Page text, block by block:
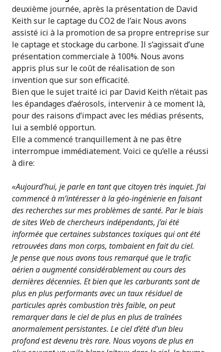
deuxième journée, après la présentation de David
Keith sur le captage du CO2 de l’air. Nous avons
assisté ici à la promotion de sa propre entreprise sur
le captage et stockage du carbone. Il s’agissait d’une
présentation commerciale à 100%. Nous avons
appris plus sur le coût de réalisation de son
invention que sur son efficacité.
Bien que le sujet traité ici par David Keith n’était pas
les épandages d’aérosols, intervenir à ce moment là,
pour des raisons d’impact avec les médias présents,
lui a semblé opportun.
Elle a commencé tranquillement à ne pas être
interrompue immédiatement. Voici ce qu’elle a réussi
à dire:
«Aujourd’hui, je parle en tant que citoyen très inquiet. J’ai
commencé à m’intéresser à la géo-ingénierie en faisant
des recherches sur mes problèmes de santé. Par le biais
de sites Web de chercheurs indépendants, j’ai été
informée que certaines substances toxiques qui ont été
retrouvées dans mon corps, tombaient en fait du ciel.
Je pense que nous avons tous remarqué que le trafic
aérien a augmenté considérablement au cours des
dernières décennies. Et bien que les carburants sont de
plus en plus performants avec un taux résiduel de
particules après combustion très faible, on peut
remarquer dans le ciel de plus en plus de traînées
anormalement persistantes. Le ciel d’été d’un bleu
profond est devenu très rare. Nous voyons de plus en